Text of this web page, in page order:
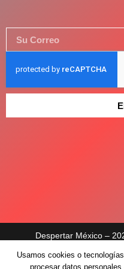
Despertar México –
Aviso
Usamos cookies o
procesar datos